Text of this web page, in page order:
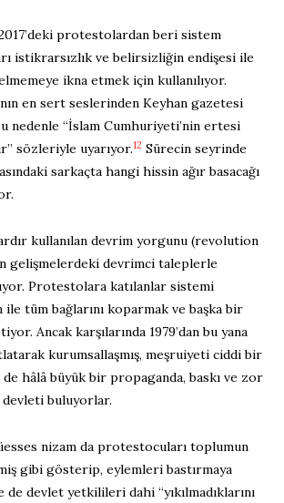
protestolardan beri sistem
istikrarsızlık ve belirsizliğin endişesi ile
ikna etmek için kullanılıyor.
en sert seslerinden Keyhan gazetesi
nedenle “İslam Cumhuriyeti’nin ertesi
sözleriyle uyarıyor.12 Sürecin seyrinde
sarkaçta hangi hissin ağır basacağı
kullanılan devrim yorgunu (revolution
gelişmelerdeki devrimci taleplerle
Protestolara katılanlar sistemi
tüm bağlarını koparmak ve başka bir
Ancak karşılarında 1979’dan bu yana
kurumsallaşmış, meşruiyeti ciddi bir
hâlâ büyük bir propaganda, baskı ve zor
devleti buluyorlar.
nizam da protestocuları toplumun
gibi gösterip, eylemleri bastırmaya
devlet yetkilileri dahi “yıkılmadıklarını